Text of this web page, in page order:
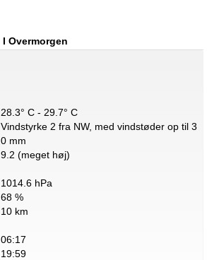
I Overmorgen
28.3° C - 29.7° C
Vindstyrke 2 fra NW, med vindstøder op til 3
0 mm
9.2 (meget høj)
1014.6 hPa
68 %
10 km
06:17
19:59